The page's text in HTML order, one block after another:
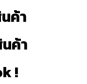
ค้า
ค้า
!